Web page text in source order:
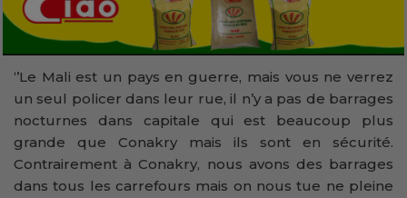
‘’Le Mali est un pays en guerre, mais vous ne verrez
un seul policer dans leur rue, il n’y a pas de barrages
nocturnes dans capitale qui est beaucoup plus
grande que Conakry mais ils sont en sécurité.
Contrairement à Conakry, nous avons des barrages
dans tous les carrefours mais on nous tue ne pleine